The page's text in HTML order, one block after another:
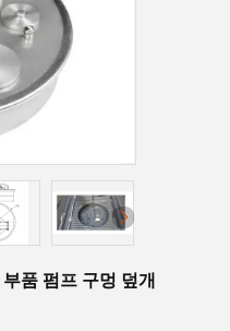
품 펌프 구멍 덮개